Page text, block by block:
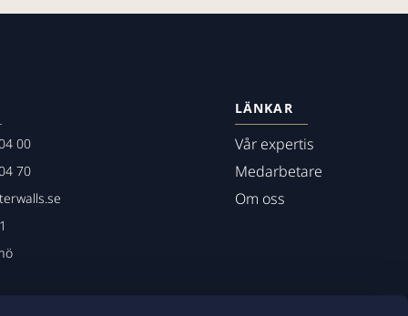
00
70
LÄNKAR
Vår expertis
Medarbetare
Om oss